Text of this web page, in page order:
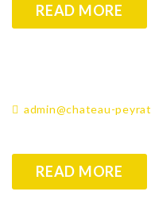
READ MORE
admin@chateau-peyrat
READ MORE